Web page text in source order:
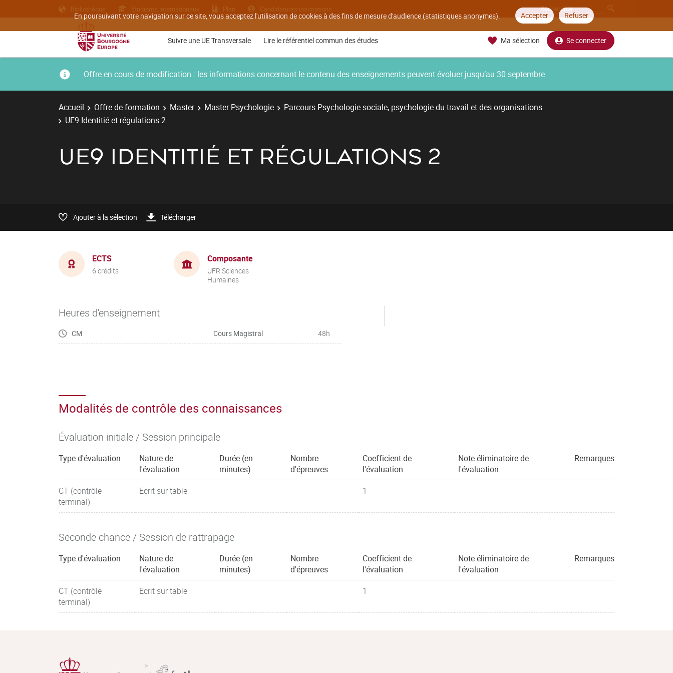
En poursuivant votre navigation sur ce site, vous acceptez l'utilisation de cookies à des fins de mesure d'audience (statistiques anonymes). Accepter Refuser
Bibliothèque Etudiants internationaux Plan Candidatures inscriptions
Suivre une UE Transversale Lire le référentiel commun des études Ma sélection Se connecter
Offre en cours de modification : les informations concernant le contenu des enseignements peuvent évoluer jusqu’au 30 septembre
Accueil Offre de formation Master Master Psychologie
Parcours Psychologie sociale, psychologie du travail et des organisations
UE9 Identitié et régulations 2
UE9 IDENTITIÉ ET RÉGULATIONS 2
Ajouter à la sélection Télécharger
ECTS
6 crédits
Composante
UFR Sciences
Humaines
Heures d'enseignement
CM Cours Magistral 48h
Modalités de contrôle des connaissances
Évaluation initiale / Session principale
Type d'évaluation
Nature de
l'évaluation
Durée (en
minutes)
Nombre
d'épreuves
Coefficient de
l'évaluation
Note éliminatoire de
l'évaluation
Remarques
CT (contrôle
terminal)
Ecrit sur table 1
Seconde chance / Session de rattrapage
Type d'évaluation
Nature de
l'évaluation
Durée (en
minutes)
Nombre
d'épreuves
Coefficient de
l'évaluation
Note éliminatoire de
l'évaluation
Remarques
CT (contrôle
terminal)
Ecrit sur table 1